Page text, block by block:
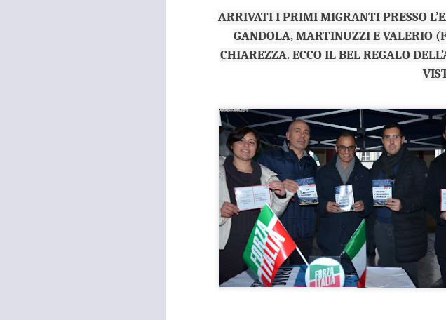
ARRIVATI I PRIMI MIGRANTI PRESSO
GANDOLA, MARTINUZZI E VALERIO
CHIAREZZA. ECCO IL BEL REGALO